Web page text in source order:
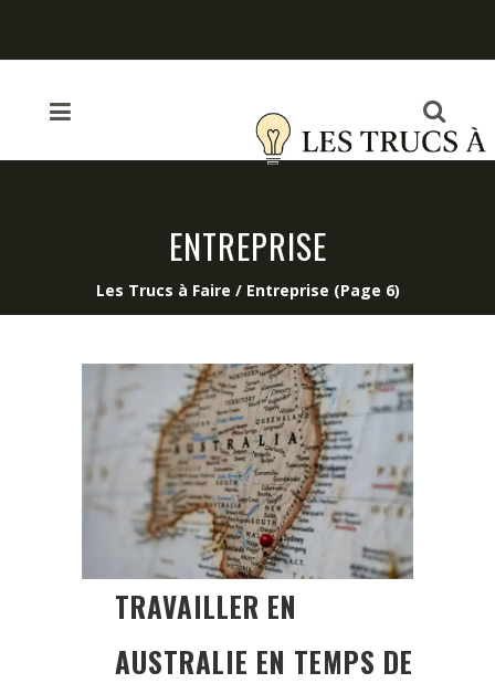
ENTREPRISE
Les Trucs à Faire / Entreprise (Page 6)
TRAVAILLER EN
AUSTRALIE EN TEMPS DE